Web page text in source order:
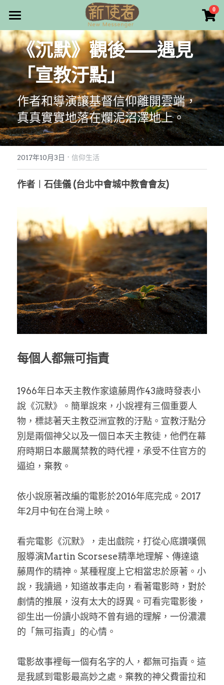
0
最新消息
關於我們
雜誌目錄
雜誌專欄
最新文章
台灣教會人物檔案
乘著夢想去旅行
成長部落格
特稿
解惑之窗
母語葡萄園
神學淺說
好書櫥窗
厝邊頭尾
家書
畫話人生
搜索
奉獻支持
《沉默》觀後——遇見
「宣教汙點」
作者和導演讓基督信仰離開雲端，
真真實實地落在爛泥沼澤地上。
2017年10月3日 · 信仰生活
作者︱石佳儀 (台北中會城中教會會友)
每個人都無可指責
1966年日本天主教作家遠藤周作43歲時發表小
說《沉默》。簡單說來，小說裡有三個重要人
物，標誌著天主教亞洲宣教的汙點。宣教汙點分
別是兩個神父以及一個日本天主教徒，他們在幕
府時期日本嚴厲禁教的時代裡，承受不住官方的
逼迫，棄教。
依小說原著改編的電影於2016年底完成。2017
年2月中旬在台灣上映。
看完電影《沉默》，走出戲院，打從心底讚嘆佩
服導演Martin Scorsese精準地理解、傳達遠
藤周作的精神。某種程度上它相當忠於原著。小
說，我讀過，知道故事走向，看著電影時，對於
劇情的推展，沒有太大的訝異。可看完電影後，
卻生出一份讀小說時不曾有過的理解，一份濃濃
的「無可指責」的心情。
電影故事裡每一個有名字的人，都無可指責。這
是我感到電影最高妙之處。棄教的神父費雷拉和
×
商品分類
所有商品分類